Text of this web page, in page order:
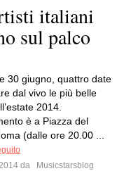
italiani
sul palco
30 giugno, quattro date
dal vivo le più belle
2014.
è a Piazza del
(dalle ore 20.00 ...
da
Musicstarsblog